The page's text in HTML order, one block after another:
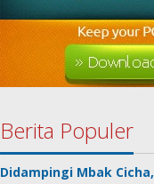
Berita Populer
Didampingi Mbak Cicha,